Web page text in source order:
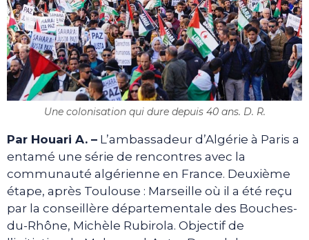
Une colonisation qui dure depuis 40 ans. D. R.
Par Houari A. – L’ambassadeur d’Algérie à Paris a
entamé une série de rencontres avec la
communauté algérienne en France. Deuxième
étape, après Toulouse : Marseille où il a été reçu
par la conseillère départementale des Bouches-
du-Rhône, Michèle Rubirola. Objectif de